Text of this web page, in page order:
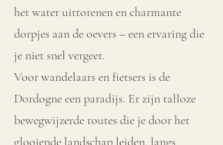
het water uittorenen en charmante
dorpjes aan de oevers – een ervaring die
je niet snel vergeet.
Voor wandelaars en fietsers is de
Dordogne een paradijs. Er zijn talloze
bewegwijzerde routes die je door het
glooiende landschap leiden, langs